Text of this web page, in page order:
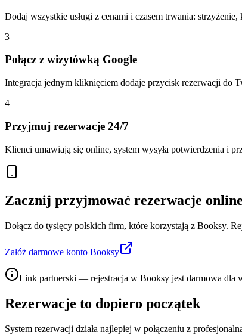
Dodaj wszystkie usługi z cenami i czasem trwania:
3
Połącz z wizytówką Google
Integracja jednym kliknięciem dodaje przycisk rezerwacji do
4
Przyjmuj rezerwacje 24/7
Klienci umawiają się online, system wysyła potwierdzenia i
Zacznij przyjmować rezerwacje
Dołącz do tysięcy polskich firm, które korzystają z Booksy.
Załóż darmowe konto Booksy
Link partnerski — rejestracja w Booksy jest darmowa dla
Rezerwacje to dopiero początek
System rezerwacji działa najlepiej w połączeniu z